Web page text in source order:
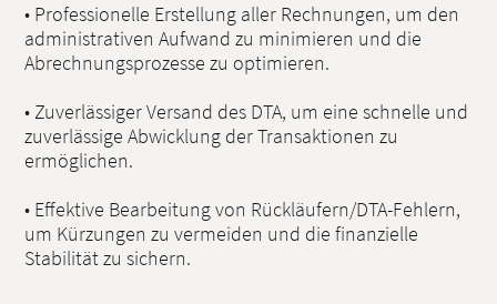
• Professionelle Erstellung aller Rechnungen, um den
administrativen Aufwand zu minimieren und die
Abrechnungsprozesse zu optimieren.
• Zuverlässiger Versand des DTA, um eine schnelle und
zuverlässige Abwicklung der Transaktionen zu
ermöglichen.
• Effektive Bearbeitung von Rückläufern/DTA-Fehlern,
um Kürzungen zu vermeiden und die finanzielle
Stabilität zu sichern.